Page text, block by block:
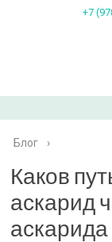
+7
Блог ›
Каков
аскарид
аскарида